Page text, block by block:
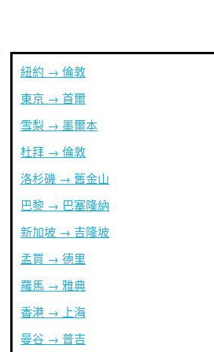
紐約 → 倫敦
東京 → 首爾
雪梨 → 墨爾本
杜拜 → 倫敦
洛杉磯 → 舊金山
巴黎 → 巴塞隆納
新加坡 → 吉隆坡
孟買 → 德里
羅馬 → 雅典
香港 → 上海
曼谷 → 普吉